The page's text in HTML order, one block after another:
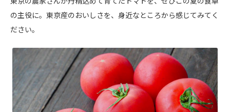
の主役に。東京産のおいしさを、身近なところから感じてみてく
ださい。